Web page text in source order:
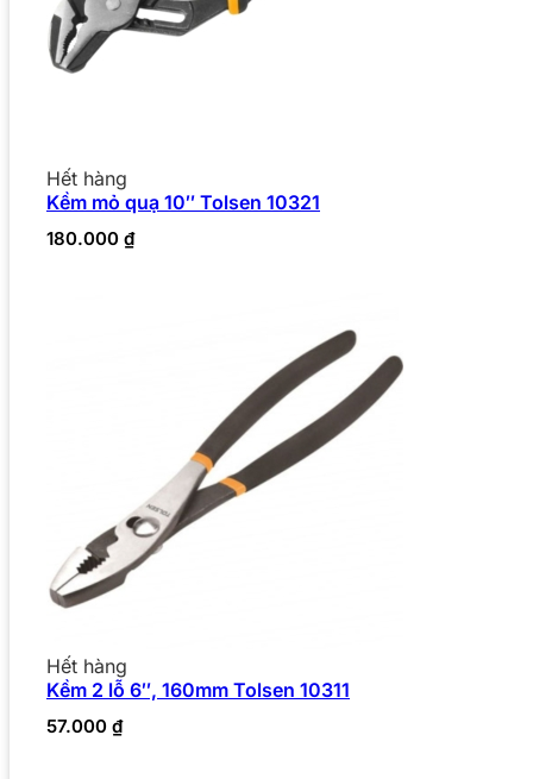
Hết hàng
Kềm mỏ quạ 10″ Tolsen 10321
180.000 ₫
Hết hàng
Kềm 2 lỗ 6″, 160mm Tolsen 10311
57.000 ₫